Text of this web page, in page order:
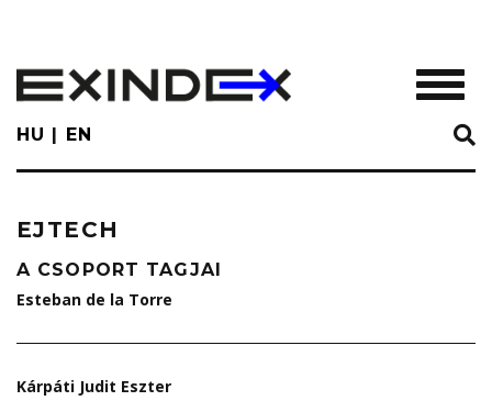
main
content
HU EN
EJTECH
A CSOPORT TAGJAI
Esteban de la Torre
Kárpáti Judit Eszter